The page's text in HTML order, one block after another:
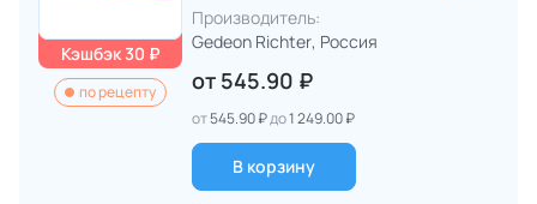
Кэшбэк 30 ₽
по рецепту
Производитель:
Gedeon Richter, Россия
от 545.90 ₽
от545.90 ₽до1 249.00 ₽
В корзину